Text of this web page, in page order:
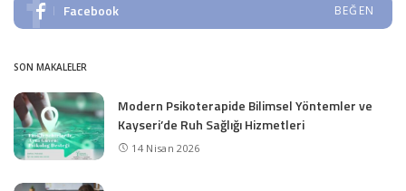
Facebook BEĞEN
SON MAKALELER
Modern Psikoterapide Bilimsel Yöntemler ve
Kayseri’de Ruh Sağlığı Hizmetleri
14 Nisan 2026